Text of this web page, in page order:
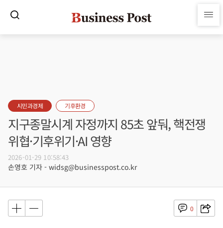
시민과경제 기후환경
지구종말시계 자정까지 85초 앞둬, 핵전쟁
위협·기후위기·AI 영향
2026-01-29 10:58:43
손영호 기자 - widsg@businesspost.co.kr
0